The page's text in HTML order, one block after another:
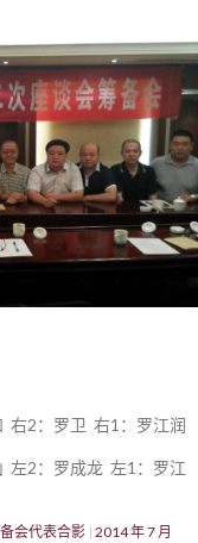
右2：罗卫 右1：罗江润
左2：罗成龙 左1：罗江
会代表合影 2014 年 7 月